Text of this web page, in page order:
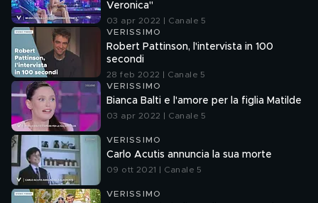
Veronica"
03 apr 2022 | Canale 5
VERISSIMO
Robert Pattinson, l'intervista in 100
secondi
28 feb 2022 | Canale 5
VERISSIMO
Bianca Balti e l'amore per la figlia Matilde
03 apr 2022 | Canale 5
VERISSIMO
Carlo Acutis annuncia la sua morte
09 ott 2021 | Canale 5
VERISSIMO